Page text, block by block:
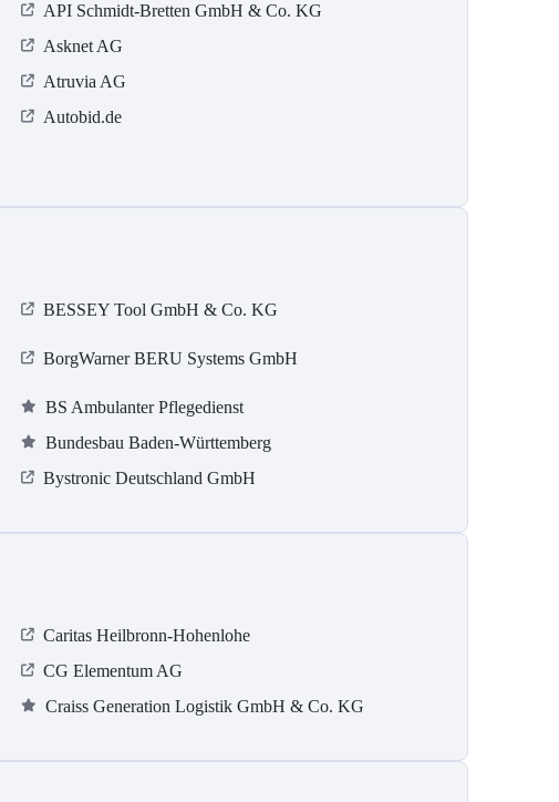
API Schmidt-Bretten GmbH & Co. KG
Asknet AG
Atruvia AG
Autobid.de
BESSEY Tool GmbH & Co. KG
BorgWarner BERU Systems GmbH
BS Ambulanter Pflegedienst
Bundesbau Baden-Württemberg
Bystronic Deutschland GmbH
Caritas Heilbronn-Hohenlohe
CG Elementum AG
Craiss Generation Logistik GmbH & Co. KG